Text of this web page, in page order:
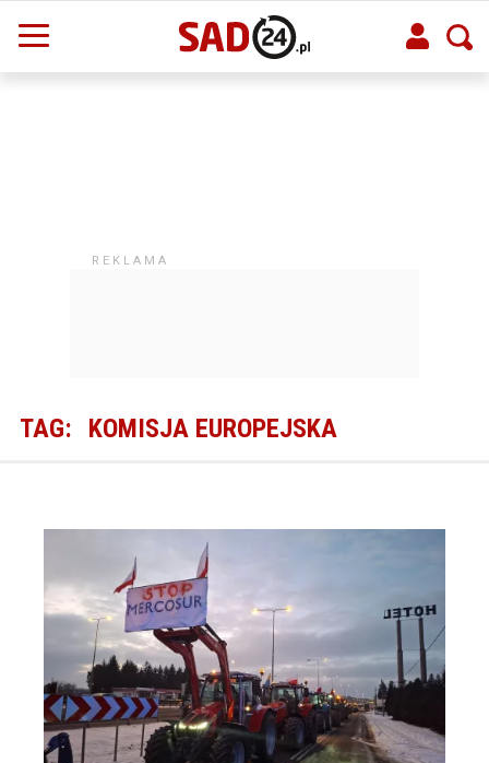
TAG: KOMISJA EUROPEJSKA